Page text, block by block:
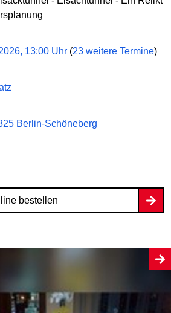
13:00 Uhr (23 weitere Termine)
Berlin-Schöneberg
bestellen